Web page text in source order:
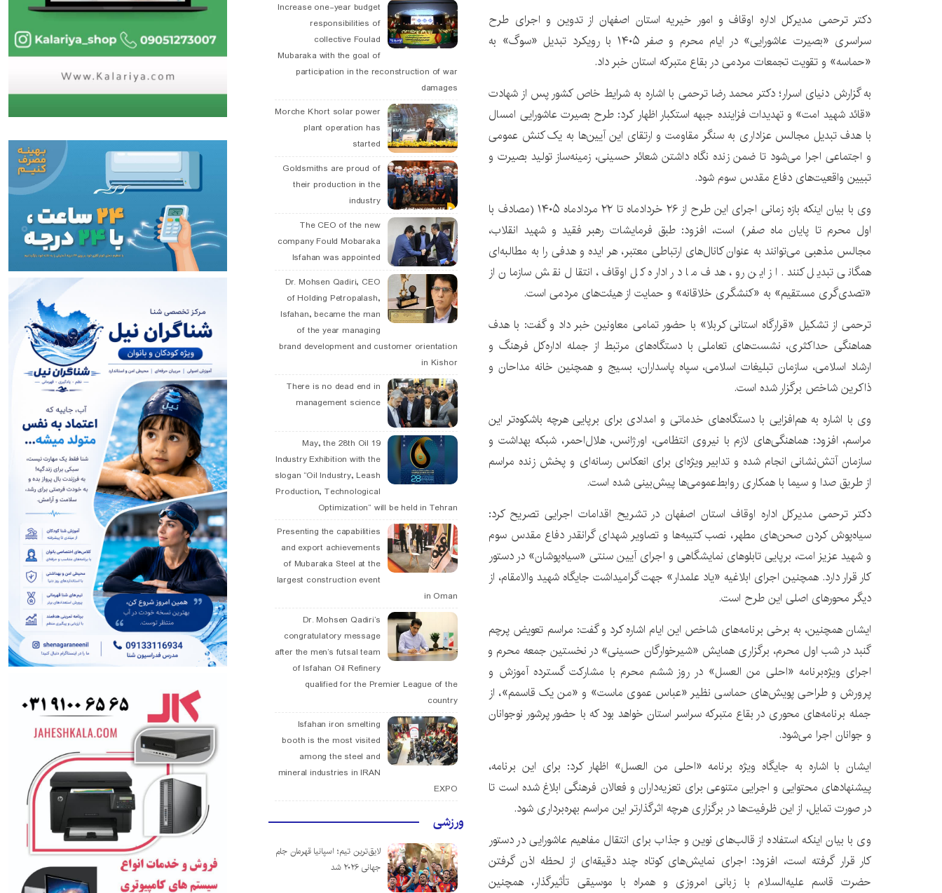
دکتر ترحمی مدیرکل اداره اوقاف و امور خیریه استان اصفهان از تدوین و اجرای طرح
سراسری «بصیرت عاشورایی» در ایام محرم و صفر ۱۴۰۵ با رویکرد تبدیل «سوگ» به
«حماسه» و تقویت تجمعات مردمی در بقاع متبرکه استان خبر داد.
به گزارش دنیای اسرار؛ دکتر محمد رضا ترحمی با اشاره به شرایط خاص کشور پس از شهادت
«قائد شهید امت» و تهدیدات فزاینده جبهه استکبار اظهار کرد: طرح بصیرت عاشورایی امسال
با هدف تبدیل مجالس عزاداری به سنگر مقاومت و ارتقای این آیین‌ها به یک کنش عمومی
و اجتماعی اجرا می‌شود تا ضمن زنده نگاه داشتن شعائر حسینی، زمینه‌ساز تولید بصیرت و
تبیین واقعیت‌های دفاع مقدس سوم شود.
وی با بیان اینکه بازه زمانی اجرای این طرح از ۲۶ خردادماه تا ۲۲ مردادماه ۱۴۰۵ (مصادف با
اول محرم تا پایان ماه صفر) است، افزود: طبق فرمایشات رهبر فقید و شهید انقلاب،
مجالس مذهبی می‌توانند به عنوان کانال‌های ارتباطی معتبر، هر ایده و هدفی را به مطالبه‌ای
همگانی تبدیل کنند. از این رو، هدف ما در اداره کل اوقاف، انتقال نقش سازمان از
«تصدی‌گری مستقیم» به «کنشگری خلاقانه» و حمایت از هیئت‌های مردمی است.
ترحمی از تشکیل «قرارگاه استانی کربلا» با حضور تمامی معاونین خبر داد و گفت: با هدف
هماهنگی حداکثری، نشست‌های تعاملی با دستگاه‌های مرتبط از جمله اداره‌کل فرهنگ و
ارشاد اسلامی، سازمان تبلیغات اسلامی، سپاه پاسداران، بسیج و همچنین خانه مداحان و
ذاکرین شاخص برگزار شده است.
وی با اشاره به هم‌افزایی با دستگاه‌های خدماتی و امدادی برای برپایی هرچه باشکوه‌تر این
مراسم، افزود: هماهنگی‌های لازم با نیروی انتظامی، اورژانس، هلال‌احمر، شبکه بهداشت و
سازمان آتش‌نشانی انجام شده و تدابیر ویژه‌ای برای انعکاس رسانه‌ای و پخش زنده مراسم
از طریق صدا و سیما با همکاری روابط‌عمومی‌ها پیش‌بینی شده است.
دکتر ترحمی مدیرکل اداره اوقاف استان اصفهان در تشریح اقدامات اجرایی تصریح کرد:
سیاه‌پوش کردن صحن‌های مطهر، نصب کتیبه‌ها و تصاویر شهدای گرانقدر دفاع مقدس سوم
و شهید عزیز امت، برپایی تابلوهای نمایشگاهی و اجرای آیین سنتی «سیاه‌پوشان» در دستور
کار قرار دارد. همچنین اجرای ابلاغیه «یاد علمدار» جهت گرامیداشت جایگاه شهید والامقام، از
دیگر محورهای اصلی این طرح است.
ایشان همچنین، به برخی برنامه‌های شاخص این ایام اشاره کرد و گفت: مراسم تعویض پرچم
گنبد در شب اول محرم، برگزاری همایش «شیرخوارگان حسینی» در نخستین جمعه محرم و
اجرای ویژه‌برنامه «احلی من العسل» در روز ششم محرم با مشارکت گسترده آموزش و
پرورش و طراحی پویش‌های حماسی نظیر «عباس عموی ماست» و «من یک قاسمم»، از
جمله برنامه‌های محوری در بقاع متبرکه سراسر استان خواهد بود که با حضور پرشور نوجوانان
و جوانان اجرا می‌شود.
ایشان با اشاره به جایگاه ویژه برنامه «احلی من العسل» اظهار کرد: برای این برنامه،
پیشنهادهای محتوایی و اجرایی متنوعی برای تعزیه‌داران و فعالان فرهنگی ابلاغ شده است تا
در صورت تمایل، از این ظرفیت‌ها در برگزاری هرچه اثرگذارتر این مراسم بهره‌برداری شود.
وی با بیان اینکه استفاده از قالب‌های نوین و جذاب برای انتقال مفاهیم عاشورایی در دستور
کار قرار گرفته است، افزود: اجرای نمایش‌های کوتاه چند دقیقه‌ای از لحظه اذن گرفتن
حضرت قاسم علیه‌السلام با زبانی امروزی و همراه با موسیقی تأثیرگذار، همچنین
Increase one-year budget
responsibilities of
collective Foulad
Mubaraka with the goal of
participation in the reconstruction of war
damages
Morche Khort solar power
plant operation has
started
Goldsmiths are proud of
their production in the
industry
The CEO of the new
company Fould Mobaraka
Isfahan was appointed
Dr. Mohsen Qadiri, CEO
of Holding Petropalash,
Isfahan, became the man
of the year managing
brand development and customer orientation
in Kishor
There is no dead end in
management science
19 May, the 28th Oil
Industry Exhibition with the
slogan “Oil Industry, Leash
Production, Technological
Optimization” will be held in Tehran
Presenting the capabilities
and export achievements
of Mubaraka Steel at the
largest construction event
in Oman
Dr. Mohsen Qadiri’s
congratulatory message
after the men’s futsal team
of Isfahan Oil Refinery
qualified for the Premier League of the
country
Isfahan iron smelting
booth is the most visited
among the steel and
mineral industries in IRAN
EXPO
ورزشی
لایق‌ترین تیم؛ اسپانیا قهرمان جام
جهانی ۲۰۲۶ شد